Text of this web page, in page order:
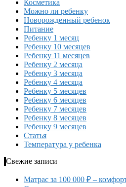
Косметика
Можно ли ребенку
Новорожденный ребенок
Питание
Ребенку 1 месяц
Ребенку 10 месяцев
Ребенку 11 месяцев
Ребенку 2 месяца
Ребенку 3 месяца
Ребенку 4 месяца
Ребенку 5 месяцев
Ребенку 6 месяцев
Ребенку 7 месяцев
Ребенку 8 месяцев
Ребенку 9 месяцев
Статья
Температура у ребенка
Свежие записи
Матрас за 100 000 ₽ –